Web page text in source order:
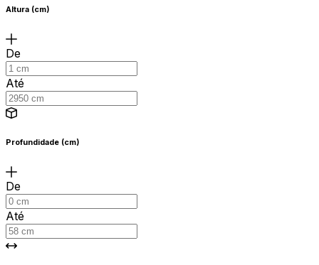
Altura (cm)
De
Até
Profundidade (cm)
De
Até